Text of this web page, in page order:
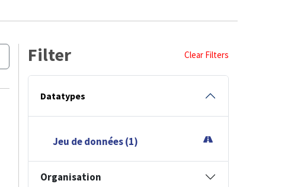
Filter Clear Filters
Datatypes
Jeu de données (1)
Organisation